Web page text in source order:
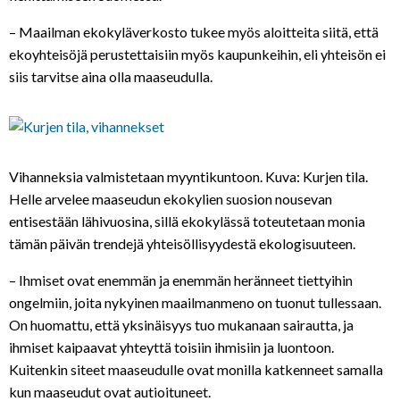
– Maailman ekokyläverkosto tukee myös aloitteita siitä, että
ekoyhteisöjä perustettaisiin myös kaupunkeihin, eli yhteisön ei
siis tarvitse aina olla maaseudulla.
Vihanneksia valmistetaan myyntikuntoon. Kuva: Kurjen tila.
Helle arvelee maaseudun ekokylien suosion nousevan
entisestään lähivuosina, sillä ekokylässä toteutetaan monia
tämän päivän trendejä yhteisöllisyydestä ekologisuuteen.
– Ihmiset ovat enemmän ja enemmän heränneet tiettyihin
ongelmiin, joita nykyinen maailmanmeno on tuonut tullessaan.
On huomattu, että yksinäisyys tuo mukanaan sairautta, ja
ihmiset kaipaavat yhteyttä toisiin ihmisiin ja luontoon.
Kuitenkin siteet maaseudulle ovat monilla katkenneet samalla
kun maaseudut ovat autioituneet.